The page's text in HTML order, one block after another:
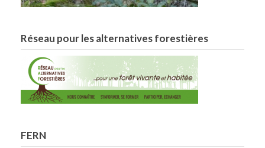
Réseau pour les alternatives forestières
FERN